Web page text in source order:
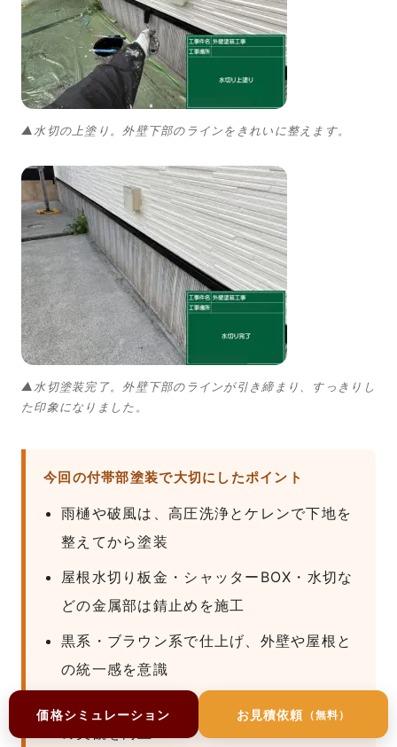
▲水切の上塗り。外壁下部のラインをきれいに整えます。
▲水切塗装完了。外壁下部のラインが引き締まり、すっきりし
た印象になりました。
今回の付帯部塗装で大切にしたポイント
雨樋や破風は、高圧洗浄とケレンで下地を
整えてから塗装
屋根水切り板金・シャッターBOX・水切な
どの金属部は錆止めを施工
黒系・ブラウン系で仕上げ、外壁や屋根と
の統一感を意識
細かな部分まで仕上げることで、建物全体
価格シミュレーション お見積依頼 （無料）